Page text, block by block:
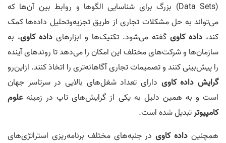
(Data Sets) بزرگ برای شناسایی الگوها و روابط بین آن‌ها که
می‌تواند به حل مشکلات تجاری از طریق تجزیه‌وتحلیل داده‌ها کمک
کند، داده‌ کاوی گفته می‌شود. تکنیک‌ها و ابزارهای داده‌ کاوی، به
سازمان‌ها و شرکت‌های مختلف این امکان را می‌دهد تا روندهای آینده
را پیش‌بینی کنند و تصمیمات تجاری آگاهانه‌تری را اتخاذ کنند. ازاین‌رو
گرایش داده‌ کاوی دارای تعداد شغل‌های بالایی در سرتاسر جهان
است و به همین دلیل به یکی از گرایش‌های تاپ در زمینه علوم
کامپیوترتبدیل شده است.
همچنین داده‌ کاویدر جنبه‌های مختلف برنامه‌ریزی استراتژی‌های